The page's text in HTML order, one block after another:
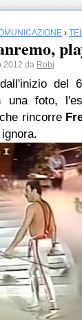
›
2012 da Robj
del
una foto,
rincorre